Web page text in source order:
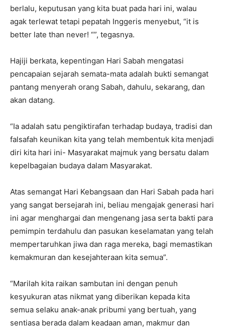
berlalu, keputusan yang kita buat pada hari ini, walau
agak terlewat tetapi pepatah Inggeris menyebut, “it is
better late than never! “”, tegasnya.
Hajiji berkata, kepentingan Hari Sabah mengatasi
pencapaian sejarah semata-mata adalah bukti semangat
pantang menyerah orang Sabah, dahulu, sekarang, dan
akan datang.
“Ia adalah satu pengiktirafan terhadap budaya, tradisi dan
falsafah keunikan kita yang telah membentuk kita menjadi
diri kita hari ini- Masyarakat majmuk yang bersatu dalam
kepelbagaian budaya dalam Masyarakat.
Atas semangat Hari Kebangsaan dan Hari Sabah pada hari
yang sangat bersejarah ini, beliau mengajak generasi hari
ini agar menghargai dan mengenang jasa serta bakti para
pemimpin terdahulu dan pasukan keselamatan yang telah
mempertaruhkan jiwa dan raga mereka, bagi memastikan
kemakmuran dan kesejahteraan kita semua”.
“Marilah kita raikan sambutan ini dengan penuh
kesyukuran atas nikmat yang diberikan kepada kita
semua selaku anak-anak pribumi yang bertuah, yang
sentiasa berada dalam keadaan aman, makmur dan